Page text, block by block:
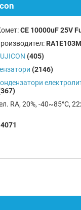
CE 10000uF 25V
(405)
(2146)
RA, 20%, -40~85°C,
4071